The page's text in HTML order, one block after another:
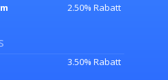
2.50% Rabatt
3.50% Rabatt